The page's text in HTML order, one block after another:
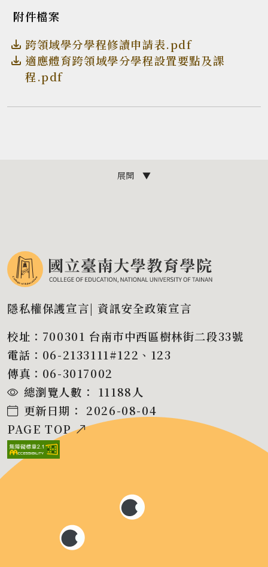
附件檔案
跨領域學分學程修讀申請表.pdf
適應體育跨領域學分學程設置要點及課
程.pdf
展開 ▼
隱私權保護宣言|資訊安全政策宣言
校址：700301 台南市中西區樹林街二段33號
電話：06-2133111#122、123
傳真：06-3017002
總瀏覽人數：
11188 人
更新日期：
2026-08-04
PAGE TOP